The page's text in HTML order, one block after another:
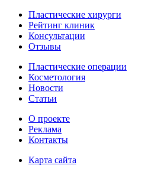
Пластические хирурги
Рейтинг клиник
Консультации
Отзывы
Пластические операции
Косметология
Новости
Статьи
О проекте
Реклама
Контакты
Карта сайта